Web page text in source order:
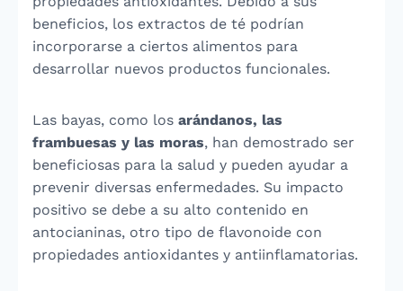
beneficios, los extractos de té podrían
incorporarse a ciertos alimentos para
desarrollar nuevos productos funcionales.
Las bayas, como los arándanos, las
frambuesas y las moras, han demostrado ser
beneficiosas para la salud y pueden ayudar a
prevenir diversas enfermedades. Su impacto
positivo se debe a su alto contenido en
antocianinas, otro tipo de flavonoide con
propiedades antioxidantes y antiinflamatorias.